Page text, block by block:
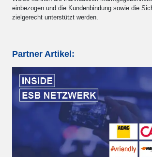
einbezogen und die Kundenbindung sowie die
zielgerecht unterstützt werden.
Partner Artikel: